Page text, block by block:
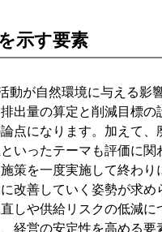
示す要素
動が自然環境に与える影
出量の算定と削減目標
点になります。加えて
いったテーマも評価に関
策を一度実施して終わ
改善していく姿勢が求
しや供給リスクの低減
経営の安定性を高める要